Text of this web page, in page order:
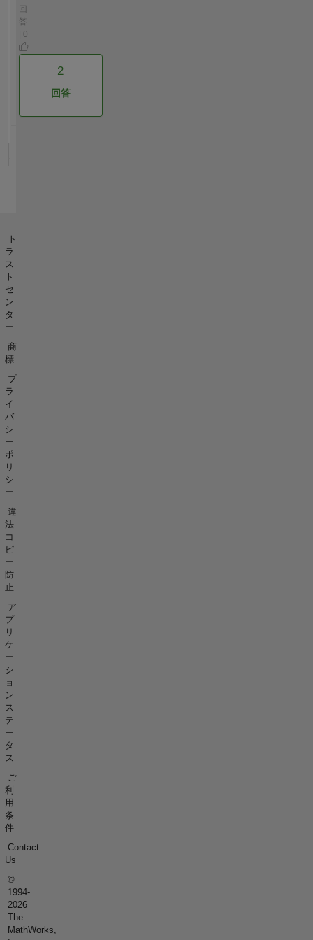
回
答
| 0
2
回答
ト
ラ
ス
ト
セ
ン
タ
ー
商
標
プ
ラ
イ
バ
シ
ー
ポ
リ
シ
ー
違
法
コ
ピ
ー
防
止
ア
プ
リ
ケ
ー
シ
ョ
ン
ス
テ
ー
タ
ス
ご
利
用
条
件
Contact
Us
©
1994-
2026
The
MathWorks,